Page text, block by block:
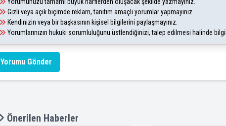
Gizli veya açık biçimde reklam, tanıtım amaçlı yorumlar yapmayınız.
Kendinizin veya bir başkasının kişisel bilgilerini paylaşmayınız.
Yorumlarınızın hukuki sorumluluğunu üstlendiğinizi, talep edilmesi halinde
Yorumu Gönder
Önerilen Haberler